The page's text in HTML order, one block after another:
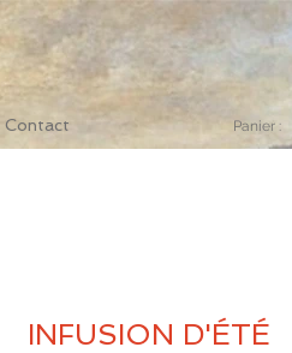
Contact Panier :
INFUSION D'ÉTÉ